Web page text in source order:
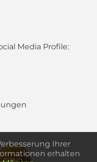
Media Profile:
Ihrer
erhalten